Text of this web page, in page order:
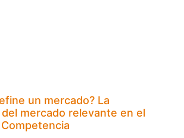
un mercado? La
mercado relevante en el